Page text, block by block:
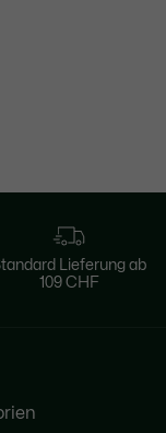
Lieferung ab
109 CHF